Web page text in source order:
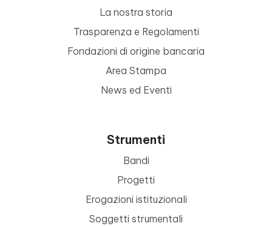
La nostra storia
Trasparenza e Regolamenti
Fondazioni di origine bancaria
Area Stampa
News ed Eventi
Strumenti
Bandi
Progetti
Erogazioni istituzionali
Soggetti strumentali